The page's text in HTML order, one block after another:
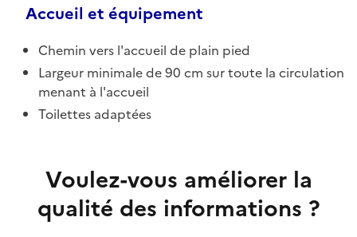
Accueil et équipement
Chemin vers l'accueil de plain pied
Largeur minimale de 90 cm sur toute la circulation
menant à l'accueil
Toilettes adaptées
Voulez-vous améliorer la
qualité des informations ?